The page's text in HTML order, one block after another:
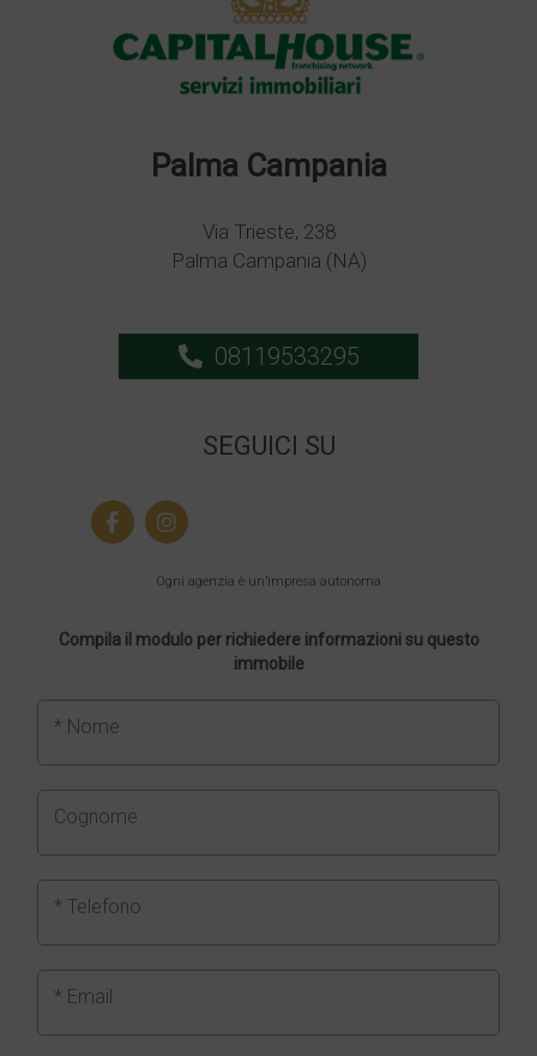
Palma Campania
Via Trieste, 238
Palma Campania (NA)
08119533295
SEGUICI SU
Ogni agenzia è un’impresa autonoma
Compila il modulo per richiedere informazioni su questo
immobile
* Nome
Cognome
* Telefono
* Email